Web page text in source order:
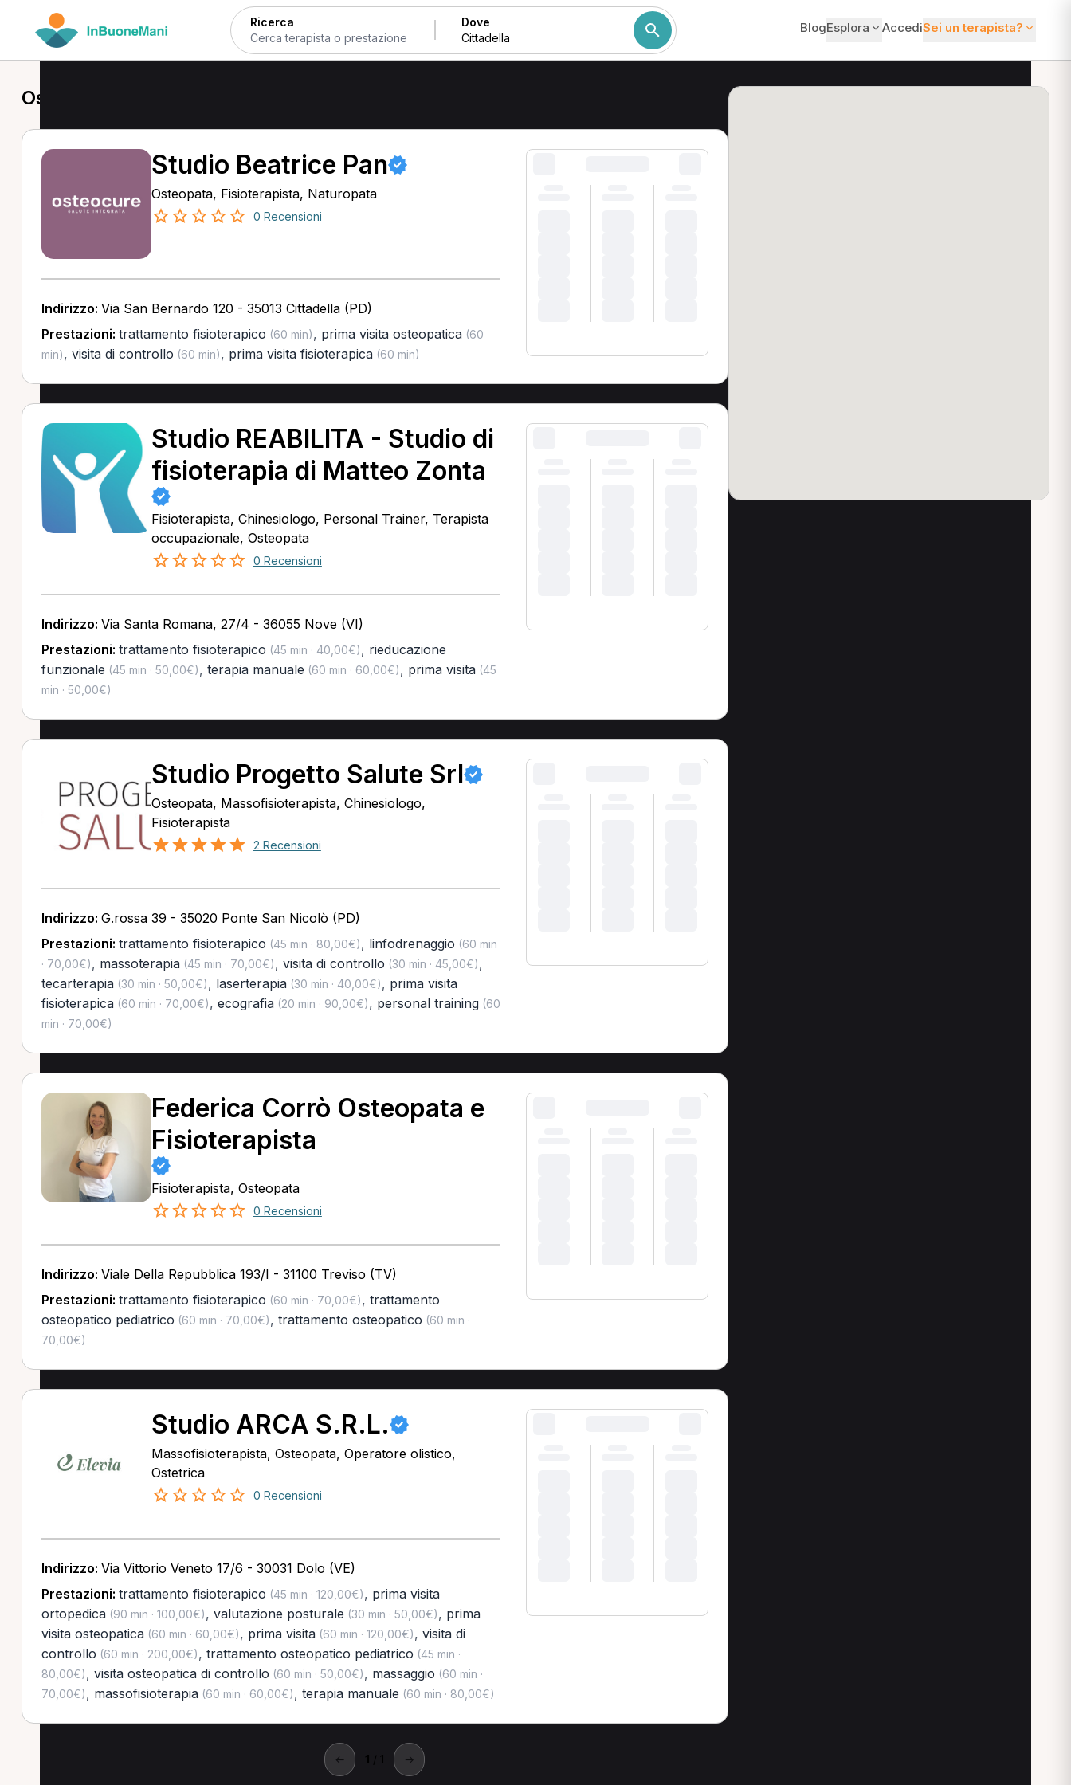
Ricerca Dove BlogEsplora AccediSei un terapista?
Osteopata a Cittadella
Studio Beatrice Pan
Osteopata, Fisioterapista, Naturopata
0 Recensioni
Indirizzo: Via San Bernardo 120 - 35013 Cittadella (PD)
Prestazioni: trattamento fisioterapico (60 min), prima visita osteopatica(60
min), visita di controllo (60 min), prima visita fisioterapica(60 min)
Studio REABILITA - Studio di
fisioterapia di Matteo Zonta
Fisioterapista, Chinesiologo, Personal Trainer, Terapista
occupazionale, Osteopata
0 Recensioni
Indirizzo: Via Santa Romana, 27/4 - 36055 Nove (VI)
Prestazioni: trattamento fisioterapico (45 min · 40,00€), rieducazione
funzionale (45 min · 50,00€), terapia manuale (60 min · 60,00€), prima visita(45
min · 50,00€)
Studio Progetto Salute Srl
Osteopata, Massofisioterapista, Chinesiologo,
Fisioterapista
2 Recensioni
Indirizzo: G.rossa 39 - 35020 Ponte San Nicolò (PD)
Prestazioni: trattamento fisioterapico (45 min · 80,00€), linfodrenaggio (60 min
· 70,00€), massoterapia(45 min · 70,00€), visita di controllo (30 min · 45,00€),
tecarterapia(30 min · 50,00€), laserterapia(30 min · 40,00€), prima visita
fisioterapica(60 min · 70,00€), ecografia(20 min · 90,00€), personal training(60
min · 70,00€)
Federica Corrò Osteopata e
Fisioterapista
Fisioterapista, Osteopata
0 Recensioni
Indirizzo: Viale Della Repubblica 193/I - 31100 Treviso (TV)
Prestazioni: trattamento fisioterapico (60 min · 70,00€), trattamento
osteopatico pediatrico (60 min · 70,00€), trattamento osteopatico (60 min ·
70,00€)
Studio ARCA S.R.L.
Massofisioterapista, Osteopata, Operatore olistico,
Ostetrica
0 Recensioni
Indirizzo: Via Vittorio Veneto 17/6 - 30031 Dolo (VE)
Prestazioni: trattamento fisioterapico (45 min · 120,00€), prima visita
ortopedica(90 min · 100,00€), valutazione posturale (30 min · 50,00€), prima
visita osteopatica(60 min · 60,00€), prima visita(60 min · 120,00€), visita di
controllo (60 min · 200,00€), trattamento osteopatico pediatrico (45 min ·
80,00€), visita osteopatica di controllo (60 min · 50,00€), massaggio (60 min ·
70,00€), massofisioterapia(60 min · 60,00€), terapia manuale (60 min · 80,00€)
← 1 / 1 →